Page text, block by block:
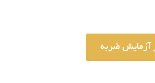
آزمایش ضربه